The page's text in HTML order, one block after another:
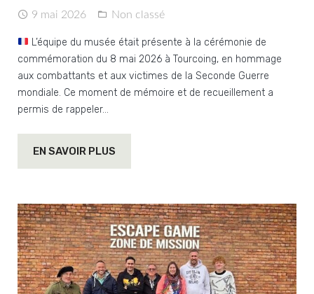
9 mai 2026 Non classé
L’équipe du musée était présente à la cérémonie de
commémoration du 8 mai 2026 à Tourcoing, en hommage
aux combattants et aux victimes de la Seconde Guerre
mondiale. Ce moment de mémoire et de recueillement a
permis de rappeler…
EN SAVOIR PLUS